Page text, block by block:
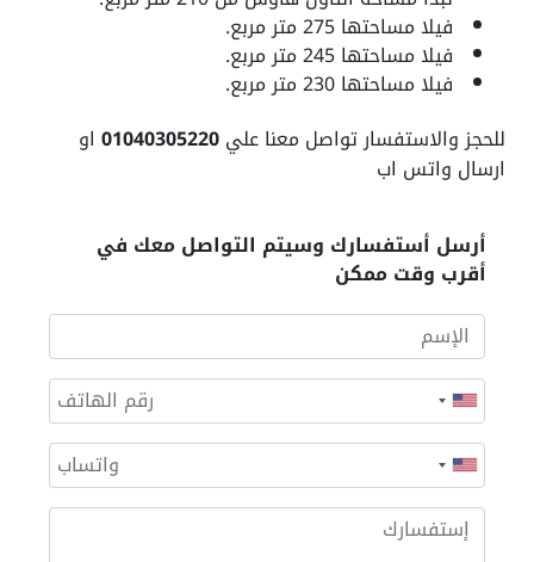
فيلا مساحتها 275 متر مربع.
فيلا مساحتها 245 متر مربع.
فيلا مساحتها 230 متر مربع.
للحجز والاستفسار تواصل معنا علي01040305220 او
ارسال واتس اب
أرسل أستفسارك وسيتم التواصل معك في
أقرب وقت ممكن